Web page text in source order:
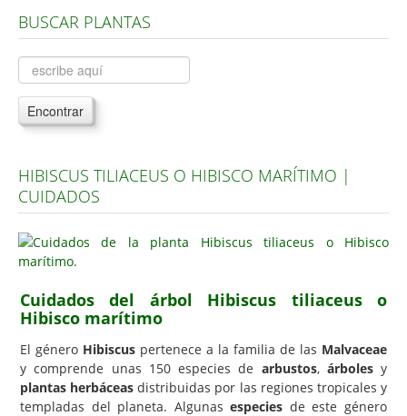
Árboles, Cicas y Palmeras de la G a la Z
Plantas Anuales y Perennes
Plantas Bulbosas y Acuáticas
Plantas de Interior
Plantas Aromáticas y de Huerto
Plantas Carnívoras y Orquídeas
Consejos
Hemisferio Sur
Enfermedades
Animales
Hongos
BUSCAR PLANTAS
Encontrar
HIBISCUS TILIACEUS O HIBISCO MARÍTIMO |
CUIDADOS
Cuidados del árbol Hibiscus tiliaceus o
Hibisco marítimo
El género Hibiscus pertenece a la familia de las Malvaceae
y comprende unas 150 especies de arbustos, árbolesy
plantas herbáceas distribuidas por las regiones tropicales y
templadas del planeta. Algunasespecies de este género